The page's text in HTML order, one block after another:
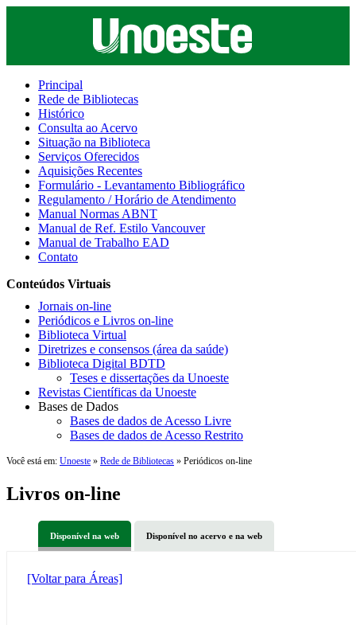
Principal
Rede de Bibliotecas
Histórico
Consulta ao Acervo
Situação na Biblioteca
Serviços Oferecidos
Aquisições Recentes
Formulário - Levantamento Bibliográfico
Regulamento / Horário de Atendimento
Manual Normas ABNT
Manual de Ref. Estilo Vancouver
Manual de Trabalho EAD
Contato
Conteúdos Virtuais
Jornais on-line
Periódicos e Livros on-line
Biblioteca Virtual
Diretrizes e consensos (área da saúde)
Biblioteca Digital BDTD
Teses e dissertações da Unoeste
Revistas Científicas da Unoeste
Bases de Dados
Bases de dados de Acesso Livre
Bases de dados de Acesso Restrito
Você está em: Unoeste » Rede de Bibliotecas » Periódicos on-line
Livros on-line
Disponível na web Disponível no acervo e na web
[Voltar para Áreas]